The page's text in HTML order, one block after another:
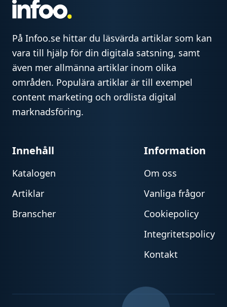
På Infoo.se hittar du läsvärda artiklar som kan
vara till hjälp för din digitala satsning, samt
även mer allmänna artiklar inom olika
områden. Populära artiklar är till exempel
content marketing och ordlista digital
marknadsföring.
Innehåll
Katalogen
Artiklar
Branscher
Information
Om oss
Vanliga frågor
Cookiepolicy
Integritetspolicy
Kontakt